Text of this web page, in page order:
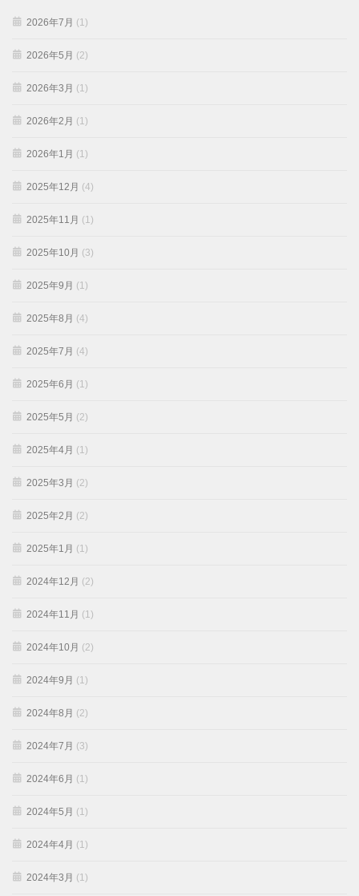
2026年7月 (1)
2026年5月 (2)
2026年3月 (1)
2026年2月 (1)
2026年1月 (1)
2025年12月 (4)
2025年11月 (1)
2025年10月 (3)
2025年9月 (1)
2025年8月 (4)
2025年7月 (4)
2025年6月 (1)
2025年5月 (2)
2025年4月 (1)
2025年3月 (2)
2025年2月 (2)
2025年1月 (1)
2024年12月 (2)
2024年11月 (1)
2024年10月 (2)
2024年9月 (1)
2024年8月 (2)
2024年7月 (3)
2024年6月 (1)
2024年5月 (1)
2024年4月 (1)
2024年3月 (1)